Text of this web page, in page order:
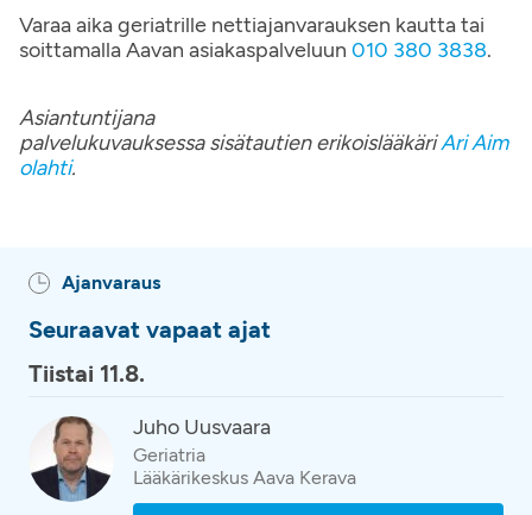
Varaa aika geriatrille nettiajanvarauksen kautta tai
soittamalla Aavan asiakaspalveluun 010 380 3838.
Asiantuntijana
palvelukuvauksessa sisätautien erikoislääkäriAri Aim
olahti.
Ajanvaraus
Seuraavat vapaat ajat
Tiistai 11.8.
Juho Uusvaara
Geriatria
Lääkärikeskus Aava Kerava